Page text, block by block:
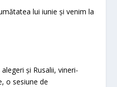
lui iunie și venim la
și Rusalii, vineri-
o sesiune de